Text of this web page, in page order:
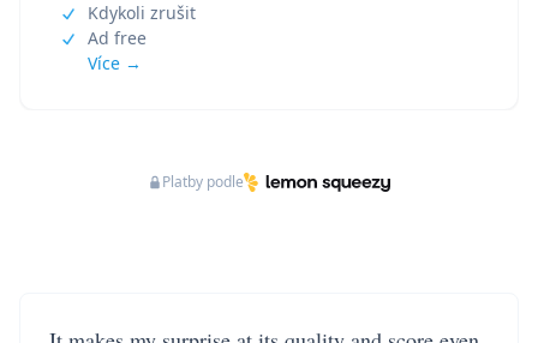
Kdykoli zrušit
Ad free
Více →
Platby podle